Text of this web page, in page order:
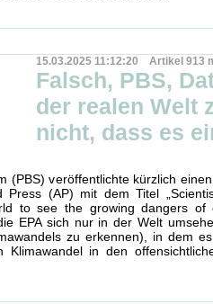
15.03.2025 11:12:20 Artikel 913
Falsch, PBS,
der realen Welt
nicht, dass es
(PBS) veröffentlichte kürzlich
Press (AP) mit dem Titel
to see the growing dangers of
EPA sich nur in der Welt
zu erkennen), in dem
in den